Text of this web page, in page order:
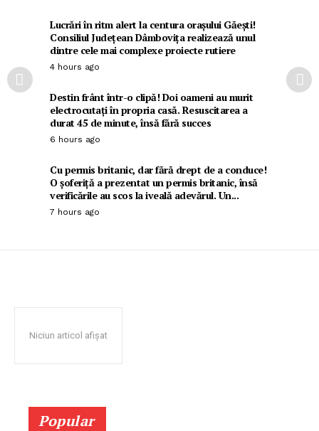
Lucrări în ritm alert la centura orașului Găești!
Consiliul Județean Dâmbovița realizează unul
dintre cele mai complexe proiecte rutiere
4 hours ago
Destin frânt într-o clipă! Doi oameni au murit
electrocutați în propria casă. Resuscitarea a
durat 45 de minute, însă fără succes
6 hours ago
Cu permis britanic, dar fără drept de a conduce!
O șoferiță a prezentat un permis britanic, însă
verificările au scos la iveală adevărul. Un...
7 hours ago
Niciun articol afișat
Popular